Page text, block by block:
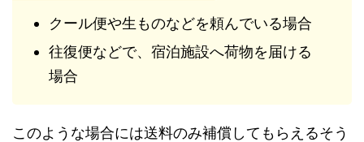
クール便や生ものなどを頼んでいる場合
往復便などで、宿泊施設へ荷物を届ける
場合
このような場合には送料のみ補償してもらえるそう